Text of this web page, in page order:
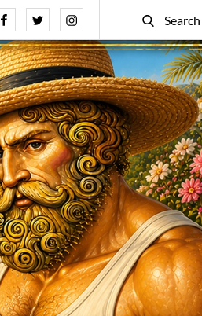
FacebookTwitterInstagram
Search
for:
Search